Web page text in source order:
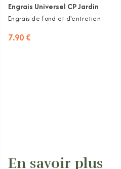
Engrais Universel CP Jardin
Engrais de fond et d'entretien
7.90 €
En savoir plus